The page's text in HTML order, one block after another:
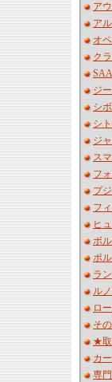
ア
ア
オ
ク
ジ
シ
シ
ジ
ス
フ
プ
フ
ヒ
ボ
ポ
ラ
ル
ロ
そ
★取
カ
専